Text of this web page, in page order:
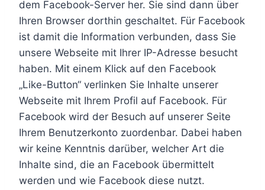
dem Facebook-Server her. Sie sind dann über
Ihren Browser dorthin geschaltet. Für Facebook
ist damit die Information verbunden, dass Sie
unsere Webseite mit Ihrer IP-Adresse besucht
haben. Mit einem Klick auf den Facebook
„Like-Button“ verlinken Sie Inhalte unserer
Webseite mit Ihrem Profil auf Facebook. Für
Facebook wird der Besuch auf unserer Seite
Ihrem Benutzerkonto zuordenbar. Dabei haben
wir keine Kenntnis darüber, welcher Art die
Inhalte sind, die an Facebook übermittelt
werden und wie Facebook diese nutzt.